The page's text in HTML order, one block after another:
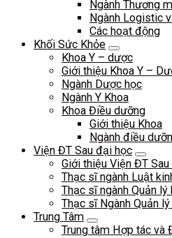
Ngành Thương
Ngành Logistic
Các hoạt động
Khối Sức Khỏe
Khoa Y – dược
Giới thiệu Khoa Y –
Ngành Dược học
Ngành Y Khoa
Khoa Điều dưỡng
Giới thiệu Khoa
Ngành điều
Viện ĐT Sau đại học
Giới thiệu Viện ĐT
Thạc sĩ ngành Luật
Thạc sĩ ngành Quản lý
Thạc sĩ Ngành Quản
Trung Tâm
Trung tâm Hợp tác và